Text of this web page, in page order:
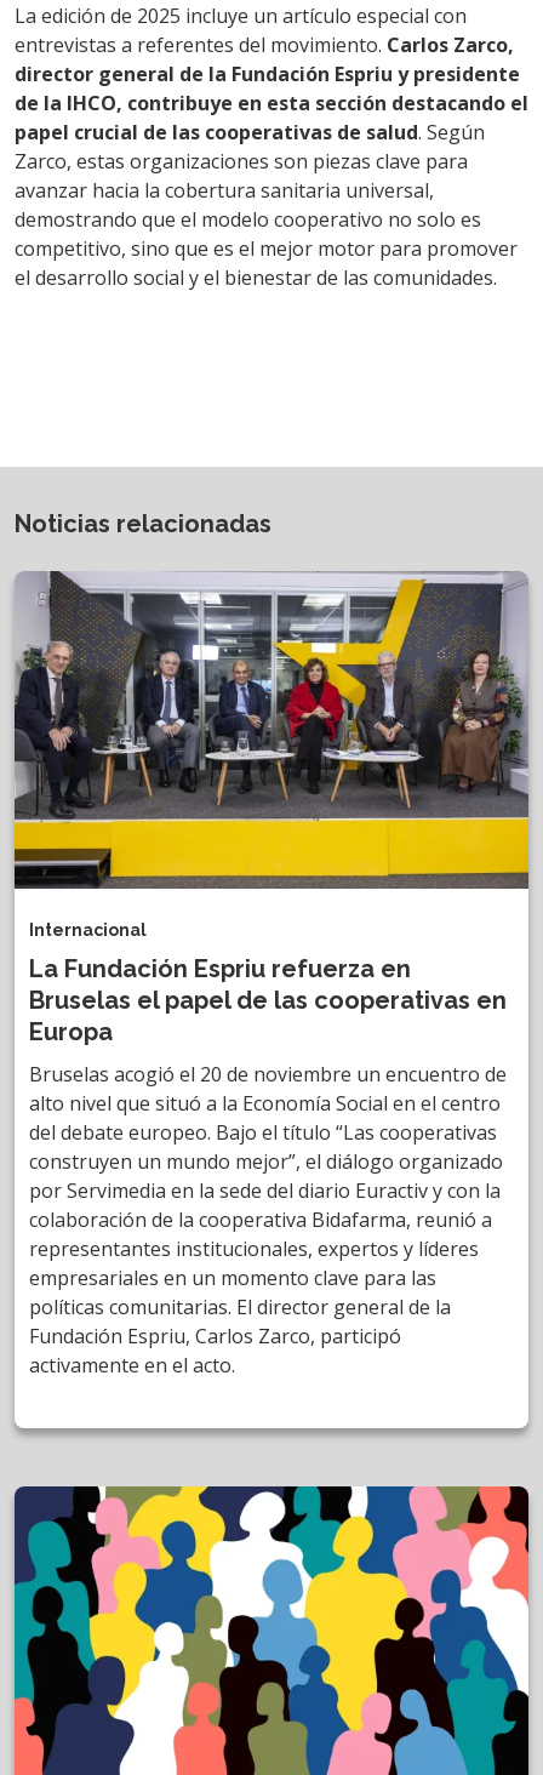
La edición de 2025 incluye un artículo especial con
entrevistas a referentes del movimiento. Carlos Zarco,
director general de la Fundación Espriu y presidente
de la IHCO, contribuye en esta sección destacando el
papel crucial de las cooperativas de salud. Según
Zarco, estas organizaciones son piezas clave para
avanzar hacia la cobertura sanitaria universal,
demostrando que el modelo cooperativo no solo es
competitivo, sino que es el mejor motor para promover
el desarrollo social y el bienestar de las comunidades.
Noticias relacionadas
Internacional
La Fundación Espriu refuerza en
Bruselas el papel de las cooperativas en
Europa
Bruselas acogió el 20 de noviembre un encuentro de
alto nivel que situó a la Economía Social en el centro
del debate europeo. Bajo el título “Las cooperativas
construyen un mundo mejor”, el diálogo organizado
por Servimedia en la sede del diario Euractiv y con la
colaboración de la cooperativa Bidafarma, reunió a
representantes institucionales, expertos y líderes
empresariales en un momento clave para las
políticas comunitarias. El director general de la
Fundación Espriu, Carlos Zarco, participó
activamente en el acto.